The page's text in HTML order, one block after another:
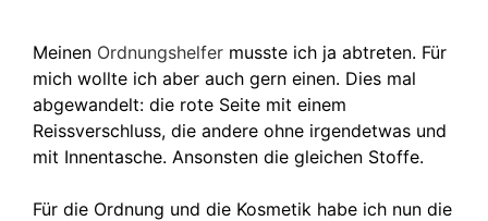
Meinen Ordnungshelfer musste ich ja abtreten. Für
mich wollte ich aber auch gern einen. Dies mal
abgewandelt: die rote Seite mit einem
Reissverschluss, die andere ohne irgendetwas und
mit Innentasche. Ansonsten die gleichen Stoffe.
Für die Ordnung und die Kosmetik habe ich nun die